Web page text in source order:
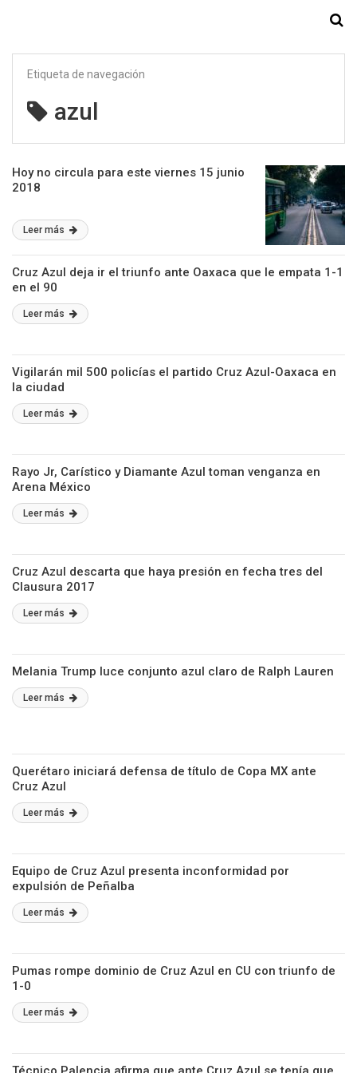
Etiqueta de navegación
azul
Hoy no circula para este viernes 15 junio
2018
Leer más
Cruz Azul deja ir el triunfo ante Oaxaca que le empata 1-1
en el 90
Leer más
Vigilarán mil 500 policías el partido Cruz Azul-Oaxaca en
la ciudad
Leer más
Rayo Jr, Carístico y Diamante Azul toman venganza en
Arena México
Leer más
Cruz Azul descarta que haya presión en fecha tres del
Clausura 2017
Leer más
Melania Trump luce conjunto azul claro de Ralph Lauren
Leer más
Querétaro iniciará defensa de título de Copa MX ante
Cruz Azul
Leer más
Equipo de Cruz Azul presenta inconformidad por
expulsión de Peñalba
Leer más
Pumas rompe dominio de Cruz Azul en CU con triunfo de
1-0
Leer más